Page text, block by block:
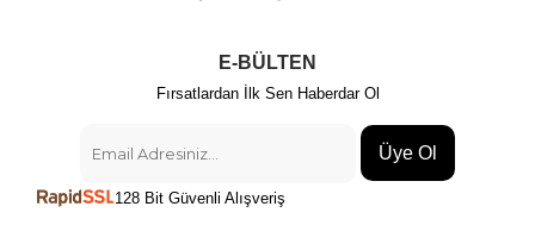
E-BÜLTEN
Fırsatlardan İlk Sen Haberdar Ol
Üye Ol
128 Bit Güvenli Alışveriş